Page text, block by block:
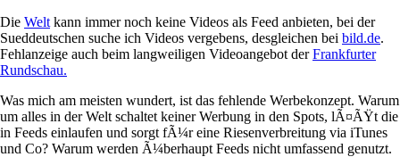
Die Welt kann immer noch keine Videos als Feed anbieten, bei der
Sueddeutschen suche ich Videos vergebens, desgleichen bei bild.de.
Fehlanzeige auch beim langweiligen Videoangebot derFrankfurter
Rundschau.
Was mich am meisten wundert, ist das fehlende Werbekonzept. Warum
um alles in der Welt schaltet keiner Werbung in den Spots, lÃ¤ÃŸt die
in Feeds einlaufen und sorgt fÃ¼r eine Riesenverbreitung via iTunes
und Co? Warum werden Ã¼berhaupt Feeds nicht umfassend genutzt.